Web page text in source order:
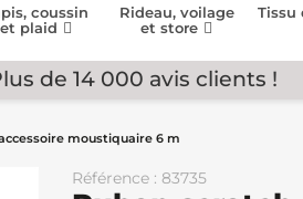
coussin
et plaid
Rideau, voilage
et store
Tissu
Plus de 14 000 avis clients !
moustiquaire 6 m
Référence : 83735